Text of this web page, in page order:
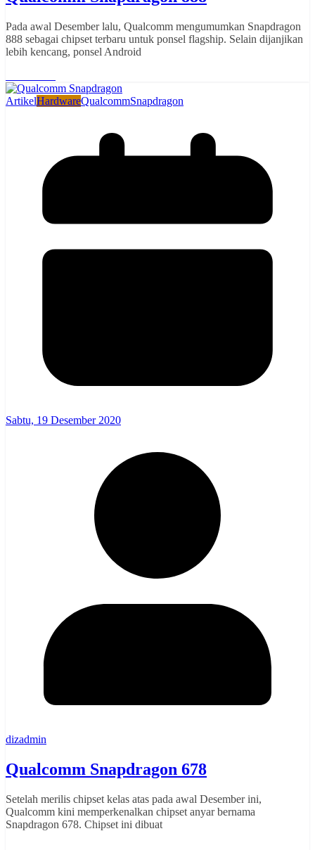
Pada awal Desember lalu, Qualcomm mengumumkan Snapdragon
888 sebagai chipset terbaru untuk ponsel flagship. Selain dijanjikan
lebih kencang, ponsel Android
ArtikelHardwareQualcommSnapdragon
Sabtu, 19 Desember 2020
dizadmin
Qualcomm Snapdragon 678
Setelah merilis chipset kelas atas pada awal Desember ini,
Qualcomm kini memperkenalkan chipset anyar bernama
Snapdragon 678. Chipset ini dibuat